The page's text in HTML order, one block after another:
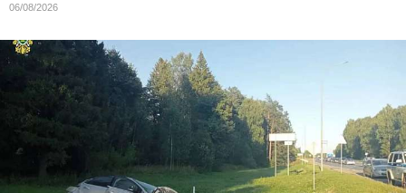
06/08/2026